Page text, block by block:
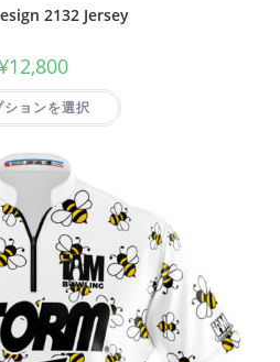
2132 Jersey
12,800
ションを選択